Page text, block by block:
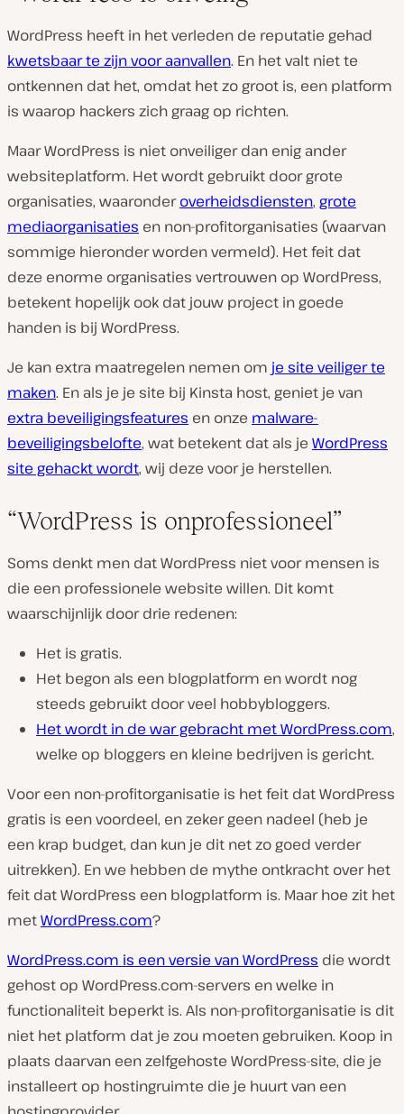
WordPress heeft in het verleden de reputatie gehad
kwetsbaar te zijn voor aanvallen. En het valt niet te
ontkennen dat het, omdat het zo groot is, een platform
is waarop hackers zich graag op richten.
Maar WordPress is niet onveiliger dan enig ander
websiteplatform. Het wordt gebruikt door grote
organisaties, waaronderoverheidsdiensten, grote
mediaorganisaties en non-profitorganisaties (waarvan
sommige hieronder worden vermeld). Het feit dat
deze enorme organisaties vertrouwen op WordPress,
betekent hopelijk ook dat jouw project in goede
handen is bij WordPress.
Je kan extra maatregelen nemen om je site veiliger te
maken. En als je je site bij Kinsta host, geniet je van
extra beveiligingsfeatures en onze malware-
beveiligingsbelofte, wat betekent dat als je WordPress
site gehackt wordt, wij deze voor je herstellen.
“WordPress is onprofessioneel”
Soms denkt men dat WordPress niet voor mensen is
die een professionele website willen. Dit komt
waarschijnlijk door drie redenen:
Het is gratis.
Het begon als een blogplatform en wordt nog
steeds gebruikt door veel hobbybloggers.
Het wordt in de war gebracht met WordPress.com,
welke op bloggers en kleine bedrijven is gericht.
Voor een non-profitorganisatie is het feit dat WordPress
gratis is een voordeel, en zeker geen nadeel (heb je
een krap budget, dan kun je dit net zo goed verder
uitrekken). En we hebben de mythe ontkracht over het
feit dat WordPress een blogplatform is. Maar hoe zit het
metWordPress.com?
WordPress.com is een versie van WordPress die wordt
gehost op WordPress.com-servers en welke in
functionaliteit beperkt is. Als non-profitorganisatie is dit
niet het platform dat je zou moeten gebruiken. Koop in
plaats daarvan een zelfgehoste WordPress-site, die je
installeert op hostingruimte die je huurt van een